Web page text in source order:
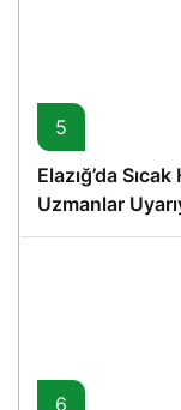
5
Elazığ’da
Uzmanlar
6